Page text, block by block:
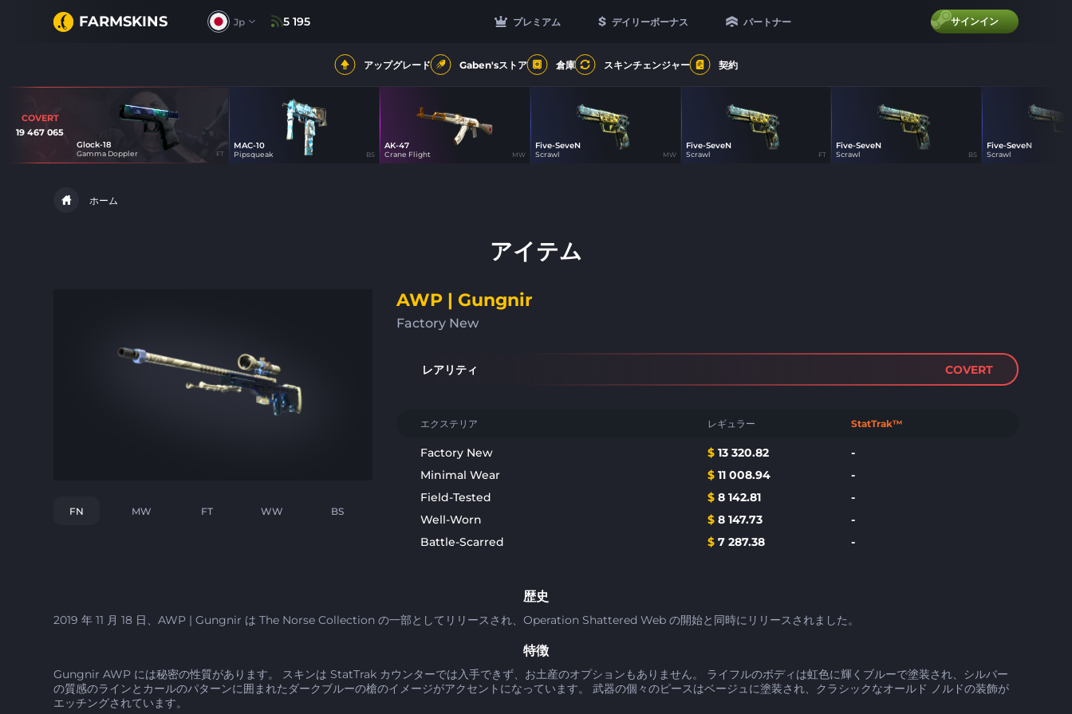
FARMSKINS プレミアム デイリーボーナス パートナー
Jp 5 195 サインイン
アップグレード Gaben'sストア 倉庫 スキンチェンジャー 契約
COVERT
19 467 065
Glock-18
Gamma Doppler FT
70
MAC-10
Pipsqueak BS
AK-47
Crane Flight MW
Five-SeveN
Scrawl MW
Five-SeveN
Scrawl FT
Five-SeveN
Scrawl BS
Five-SeveN
Scrawl
ホーム
アイテム
FN MW FT WW BS
AWP | Gungnir
Factory New
歴史
2019 年 11 月 18 日、AWP | Gungnir は The Norse Collection の一部としてリリースされ、Operation Shattered Web の開始と同時にリリースされました。
特徴
Gungnir AWP には秘密の性質があります。 スキンは StatTrak カウンターでは入手できず、お土産のオプションもありません。 ライフルのボディは虹色に輝くブルーで塗装され、シルバー
の質感のラインとカールのパターンに囲まれたダークブルーの槍のイメージがアクセントになっています。 武器の個々のピースはベージュに塗装され、クラシックなオールド ノルドの装飾が
エッチングされています。
レアリティ COVERT
エクステリア レギュラー StatTrak™
Factory New $ 13 320.82
-
Minimal Wear
$ 11 008.94
-
Field-Tested
$ 8 142.81
-
Well-Worn
$ 8 147.73
-
Battle-Scarred
$ 7 287.38 -